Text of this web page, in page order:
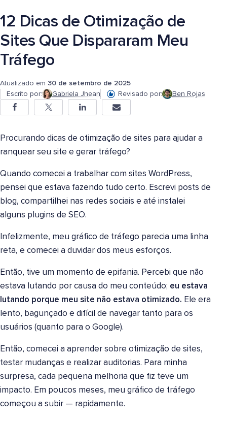
12 Dicas de Otimização de
Sites Que Dispararam Meu
Tráfego
Atualizado em 30 de setembro de 2025
Escrito por:
Gabriela Jhean Revisado por: Ben Rojas
Procurando dicas de otimização de sites para ajudar a
ranquear seu site e gerar tráfego?
Quando comecei a trabalhar com sites WordPress,
pensei que estava fazendo tudo certo. Escrevi posts de
blog, compartilhei nas redes sociais e até instalei
alguns plugins de SEO.
Infelizmente, meu gráfico de tráfego parecia uma linha
reta, e comecei a duvidar dos meus esforços.
Então, tive um momento de epifania. Percebi que não
estava lutando por causa do meu conteúdo; eu estava
lutando porque meu site não estava otimizado. Ele era
lento, bagunçado e difícil de navegar tanto para os
usuários (quanto para o Google).
Então, comecei a aprender sobre otimização de sites,
testar mudanças e realizar auditorias. Para minha
surpresa, cada pequena melhoria que fiz teve um
impacto. Em poucos meses, meu gráfico de tráfego
começou a subir — rapidamente.